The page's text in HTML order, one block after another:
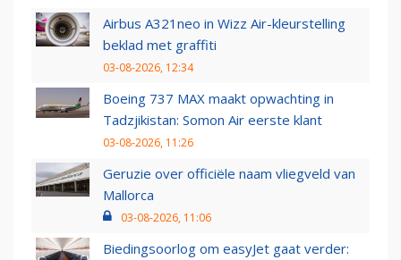
Airbus A321neo in Wizz Air-kleurstelling
beklad met graffiti
03-08-2026, 12:34
Boeing 737 MAX maakt opwachting in
Tadzjikistan: Somon Air eerste klant
03-08-2026, 11:26
Geruzie over officiële naam vliegveld van
Mallorca
03-08-2026, 11:06
Biedingsoorlog om easyJet gaat verder: